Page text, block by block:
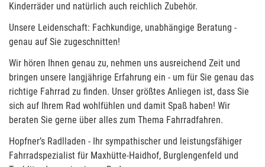
Kinderräder und natürlich auch reichlich Zubehör.
Unsere Leidenschaft: Fachkundige, unabhängige Beratung -
genau auf Sie zugeschnitten!
Wir hören Ihnen genau zu, nehmen uns ausreichend Zeit und
bringen unsere langjährige Erfahrung ein - um für Sie genau das
richtige Fahrrad zu finden. Unser größtes Anliegen ist, dass Sie
sich auf Ihrem Rad wohlfühlen und damit Spaß haben! Wir
beraten Sie gerne über alles zum Thema Fahrradfahren.
Hopfner’s Radlladen - Ihr sympathischer und leistungsfähiger
Fahrradspezialist für Maxhütte-Haidhof, Burglengenfeld und